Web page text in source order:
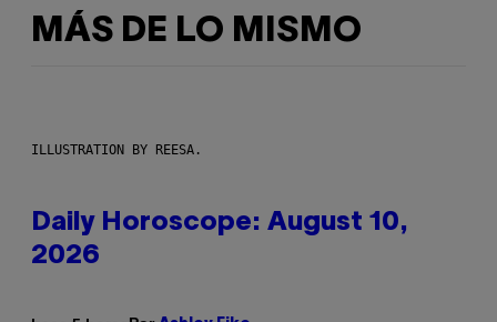
MÁS DE LO MISMO
ILLUSTRATION BY REESA.
Daily Horoscope: August 10,
2026